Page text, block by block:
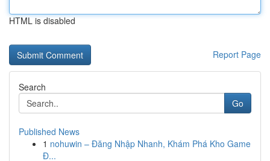
HTML is disabled
Report Page
Search
Go
Published News
1 nohuwin – Đăng Nhập Nhanh, Khám Phá Kho Game
Đ...